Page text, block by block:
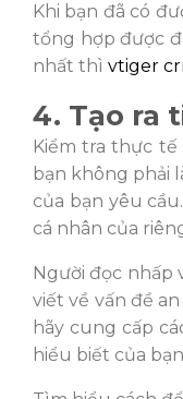
Khi bạn đã có
tổng hợp được
nhất thì vtiger
4. Tạo ra
Kiểm tra thực
bạn không phải
của bạn yêu
cá nhân của
Người đọc nhấp
viết về vấn đề
hãy cung cấp
hiểu biết của